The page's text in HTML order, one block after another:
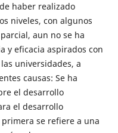
haber realizado
niveles, con algunos
aun no se ha
y eficacia aspirados con
universidades, a
causas: Se ha
el desarrollo
el desarrollo
se refiere a una